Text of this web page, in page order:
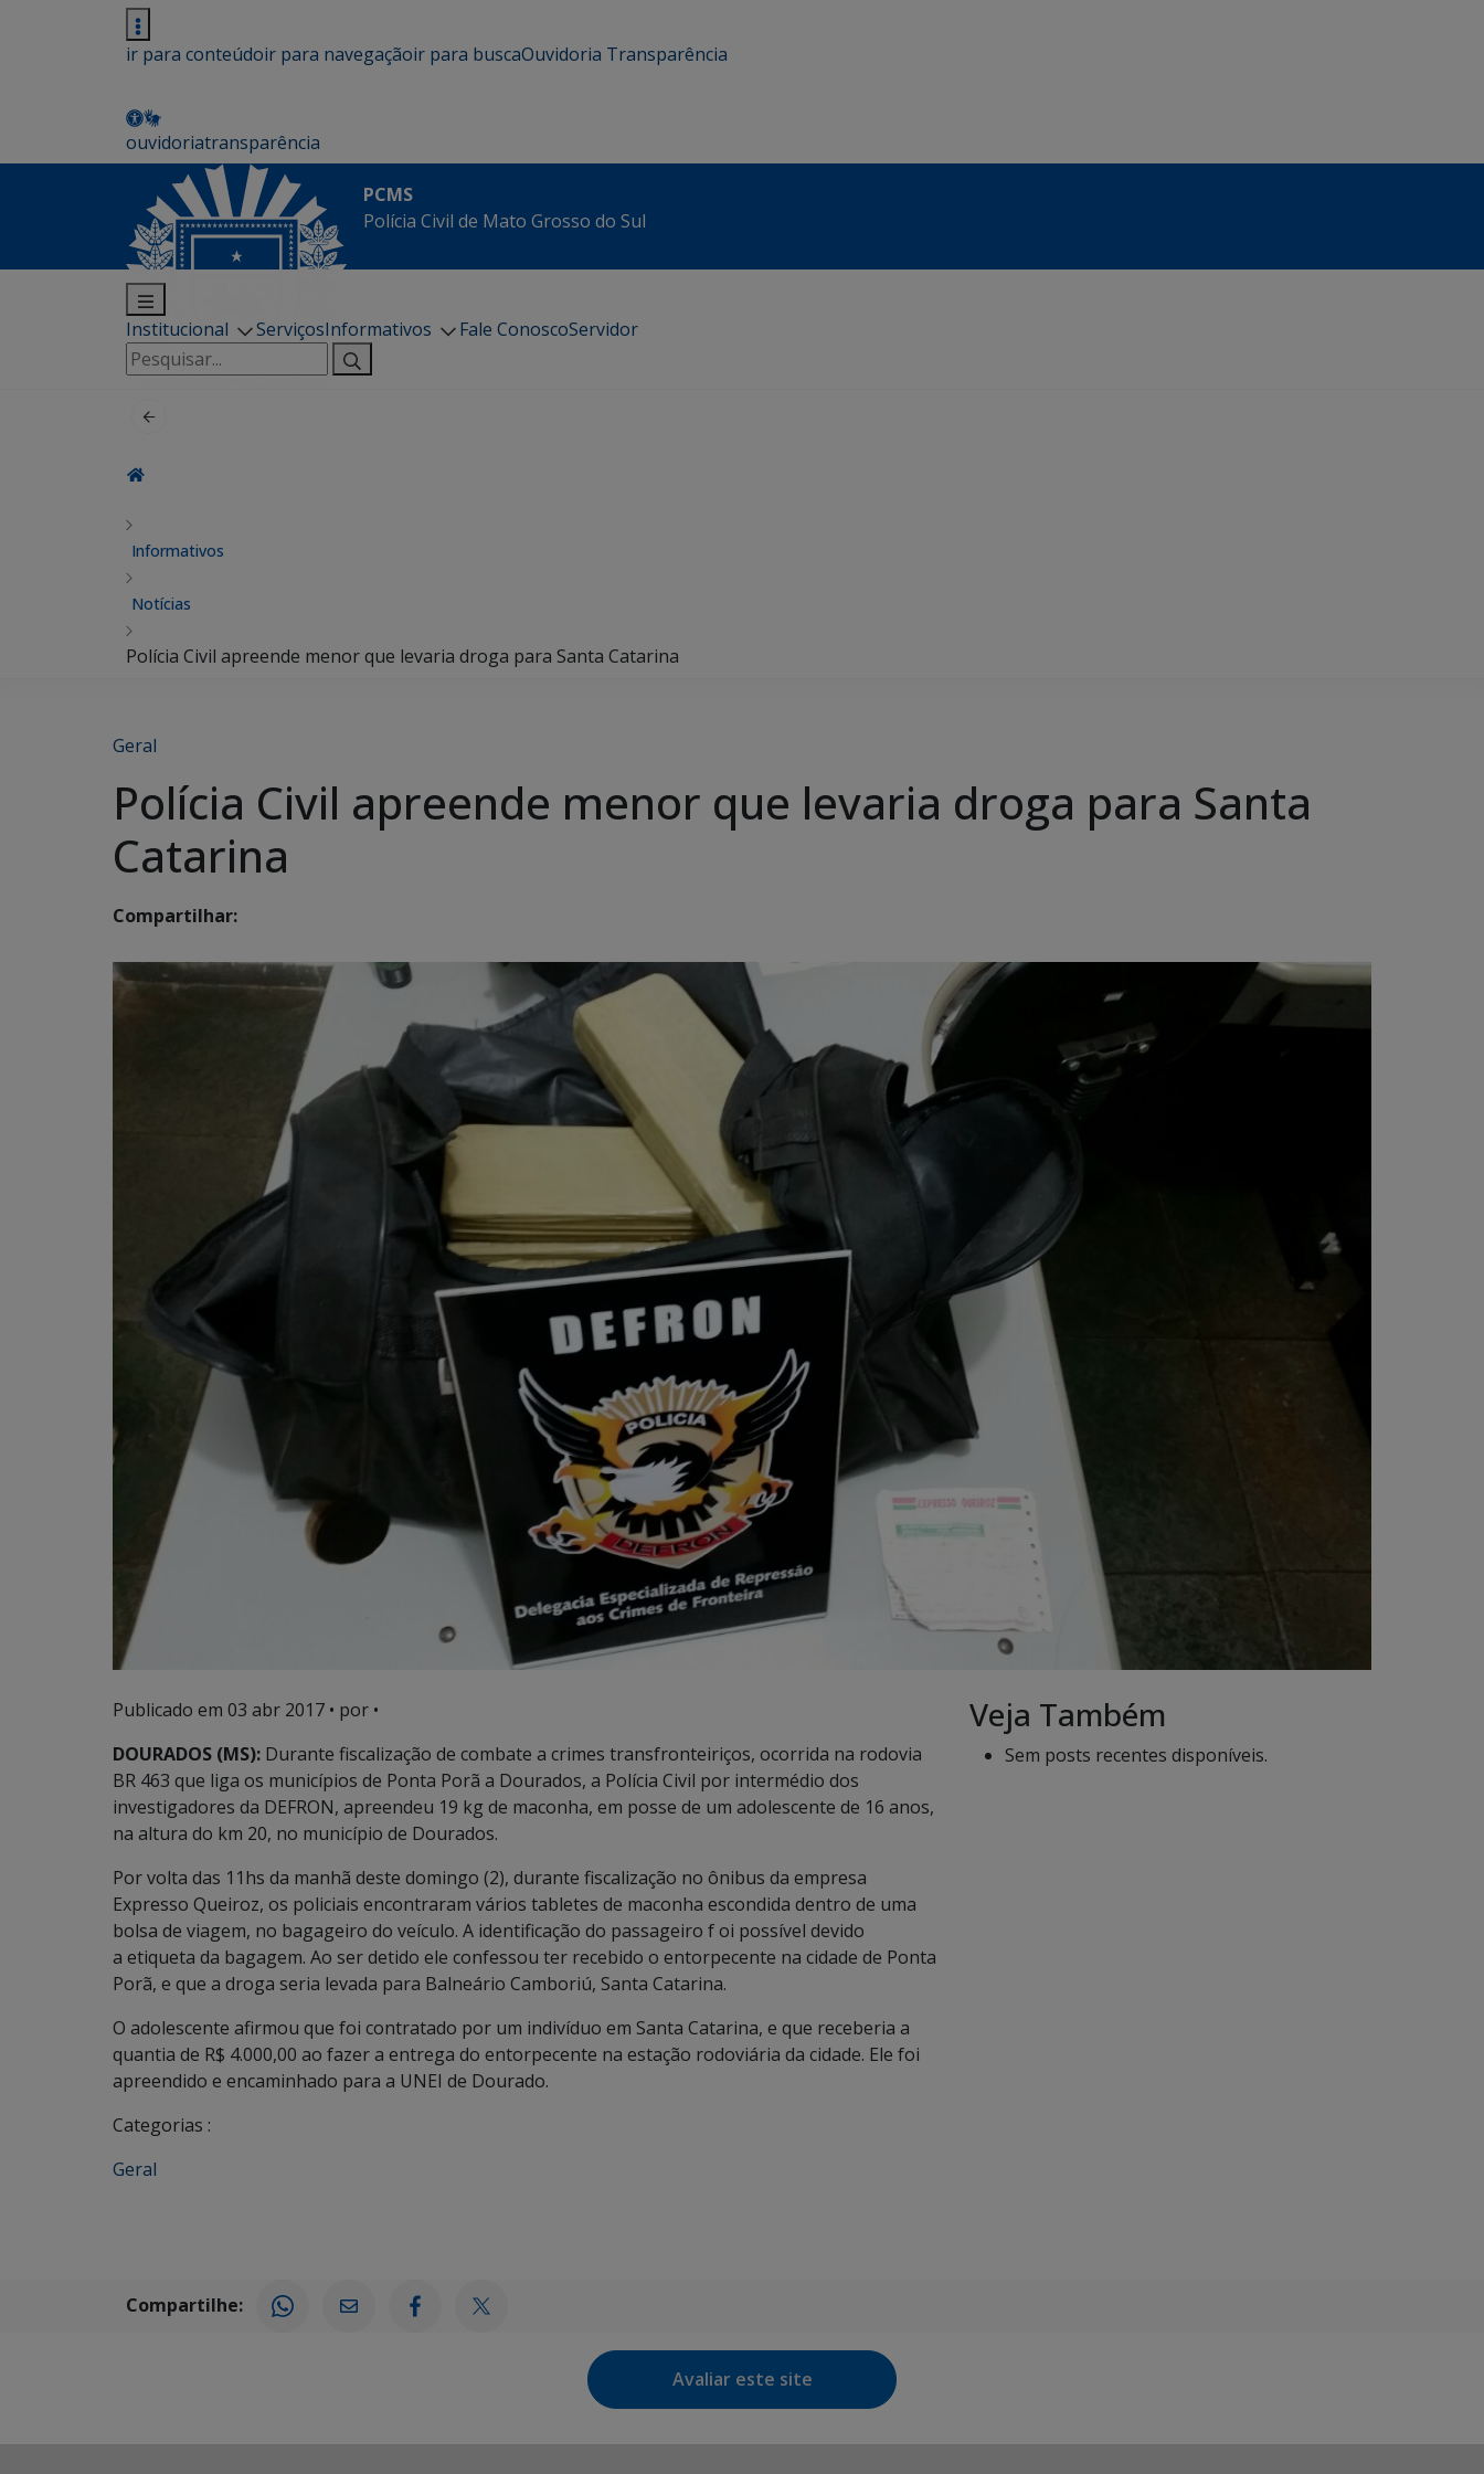
ir para conteúdoir para navegaçãoir para buscaOuvidoria Transparência
ouvidoriatransparência
PCMS
Polícia Civil de Mato Grosso do Sul
Institucional ServiçosInformativos Fale ConoscoServidor
Pesquisar
por:
Informativos
Notícias
Polícia Civil apreende menor que levaria droga para Santa Catarina
Geral
Polícia Civil apreende menor que levaria droga para Santa
Catarina
Compartilhar:
Publicado em 03 abr 2017 • por •
DOURADOS (MS): Durante fiscalização de combate a crimes transfronteiriços, ocorrida na rodovia
BR 463 que liga os municípios de Ponta Porã a Dourados, a Polícia Civil por intermédio dos
investigadores da DEFRON, apreendeu 19 kg de maconha, em posse de um adolescente de 16 anos,
na altura do km 20, no município de Dourados.
Por volta das 11hs da manhã deste domingo (2), durante fiscalização no ônibus da empresa
Expresso Queiroz, os policiais encontraram vários tabletes de maconha escondida dentro de uma
bolsa de viagem, no bagageiro do veículo. A identificação do passageiro f oi possível devido
a etiqueta da bagagem. Ao ser detido ele confessou ter recebido o entorpecente na cidade de Ponta
Porã, e que a droga seria levada para Balneário Camboriú, Santa Catarina.
O adolescente afirmou que foi contratado por um indivíduo em Santa Catarina, e que receberia a
quantia de R$ 4.000,00 ao fazer a entrega do entorpecente na estação rodoviária da cidade. Ele foi
apreendido e encaminhado para a UNEI de Dourado.
Categorias :
Geral
Veja Também
Sem posts recentes disponíveis.
Compartilhe:
Avaliar este site